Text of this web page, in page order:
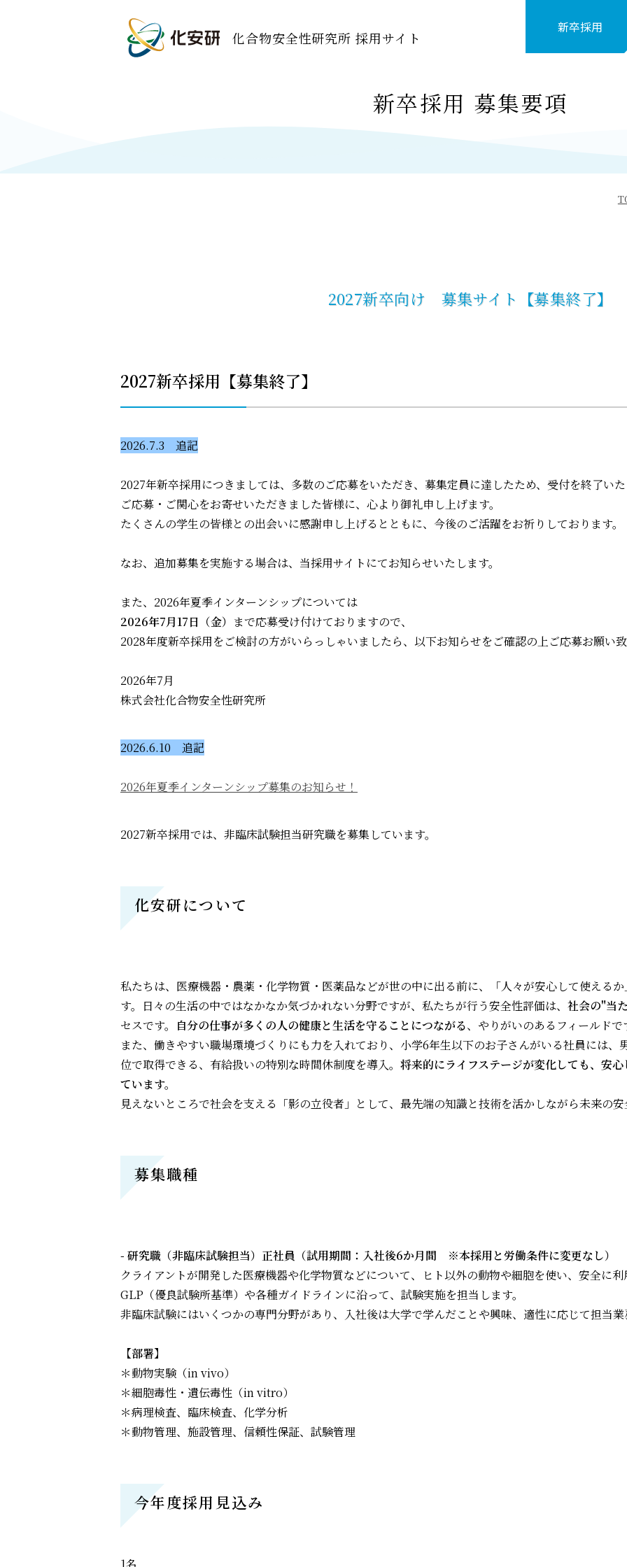
化合物安全性研究所 採用サイト
新卒採用
新卒採用 募集要項
2027新卒向け 募集サイト【募集終了】
2027新卒採用【募集終了】
2026.7.3 追記
2027年新卒採用につきましては、多数のご応募をいただき、募集定員に達したため、受付を終了いた
ご応募・ご関心をお寄せいただきました皆様に、心より御礼申し上げます。
たくさんの学生の皆様との出会いに感謝申し上げるとともに、今後のご活躍をお祈りしております。
なお、追加募集を実施する場合は、当採用サイトにてお知らせいたします。
また、2026年夏季インターンシップについては
2026年7月17日（金） まで応募受け付けておりますので、
2028年度新卒採用をご検討の方がいらっしゃいましたら、以下お知らせをご確認の上ご応募お願い致
2026年7月
株式会社化合物安全性研究所
2026.6.10 追記
2026年夏季インターンシップ募集のお知らせ！
2027新卒採用では、非臨床試験担当研究職を募集しています。
化安研について
私たちは、医療機器・農薬・化学物質・医薬品などが世の中に出る前に、「人々が安心して使える
す。日々の生活の中ではなかなか気づかれない分野ですが、私たちが行う安全性評価は、 社会の"当
セスです。
自分の仕事が多くの人の健康と生活を守ることにつながる、やりがいのあるフィールドで
また、働きやすい職場環境づくりにも力を入れており、小学6年生以下のお子さんがいる社員には、
位で取得できる、有給扱いの特別な時間休制度を導入。 将来的にライフステージが変化しても、安
ています。
見えないところで社会を支える「影の立役者」として、最先端の知識と技術を活かしながら未来の
募集職種
- 研究職（非臨床試験担当）正社員（試用期間：入社後6か月間 ※本採用と労働条件に変更なし）
クライアントが開発した医療機器や化学物質などについて、ヒト以外の動物や細胞を使い、安全に利
GLP（優良試験所基準）や各種ガイドラインに沿って、試験実施を担当します。
非臨床試験にはいくつかの専門分野があり、入社後は大学で学んだことや興味、適性に応じて担当業
【部署】
＊動物実験（in vivo）
＊細胞毒性・遺伝毒性（in vitro）
＊病理検査、臨床検査、化学分析
＊動物管理、施設管理、信頼性保証、試験管理
今年度採用見込み